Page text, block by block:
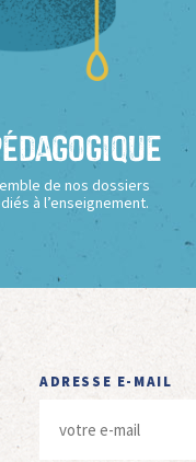
de nos dossiers
à l’enseignement.
ADRESSE E-MAIL